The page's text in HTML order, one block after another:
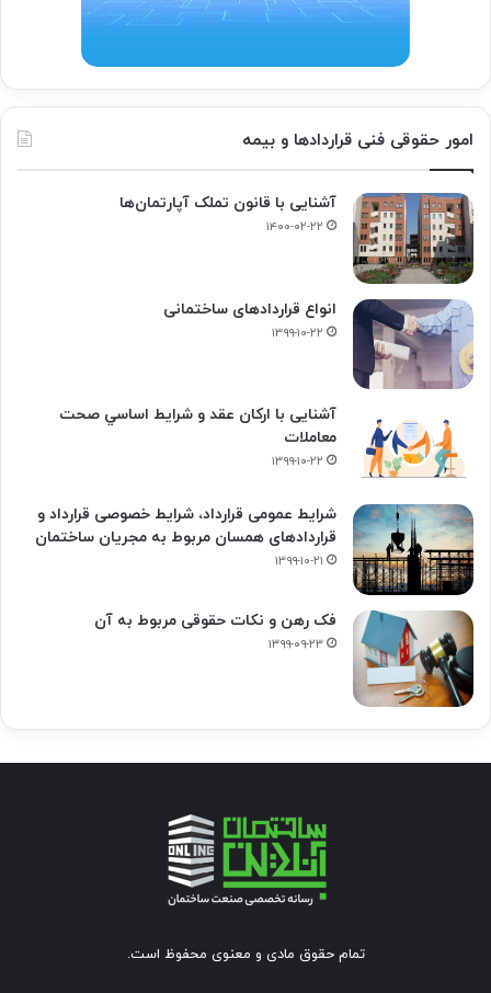
امور حقوقی فنی قراردادها و بیمه
آشنایی با قانون تملک آپارتمان‌ها
۱۴۰۰-۰۲-۲۲
انواع قراردادهای ساختمانی
۱۳۹۹-۱۰-۲۲
آشنایی با ارکان عقد و شرايط اساسي صحت
معاملات
۱۳۹۹-۱۰-۲۲
شرایط عمومی قرارداد، شرایط خصوصی قرارداد و
قراردادهای همسان مربوط به مجریان ساختمان
۱۳۹۹-۱۰-۲۱
فک‌ رهن و نکات حقوقی مربوط به آن
۱۳۹۹-۰۹-۲۳
تمام حقوق مادی و معنوی محفوظ است.